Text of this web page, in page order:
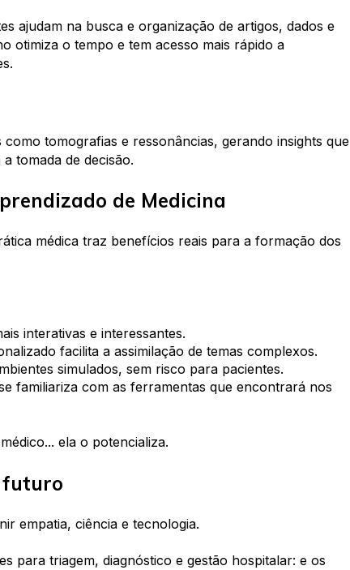
ajudam na busca e organização de artigos, dados e
otimiza o tempo e tem acesso mais rápido a
como tomografias e ressonâncias, gerando insights que
tomada de decisão.
de Medicina
médica traz benefícios reais para a formação dos
interativas e interessantes.
facilita a assimilação de temas complexos.
simulados, sem risco para pacientes.
familiariza com as ferramentas que encontrará nos
ela o potencializa.
futuro
empatia, ciência e tecnologia.
para triagem, diagnóstico e gestão hospitalar: e os